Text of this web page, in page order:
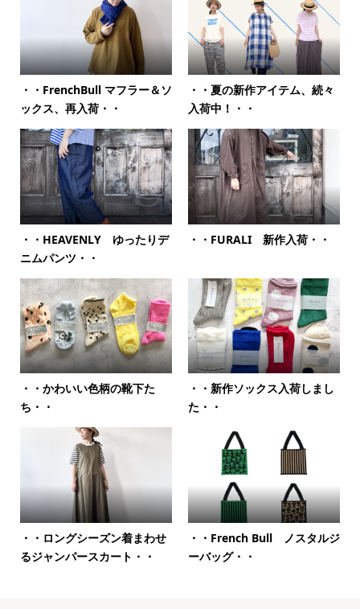
・・FrenchBull マフラー＆ソ
ックス、再入荷・・
・・夏の新作アイテム、続々
入荷中！・・
・・HEAVENLY ゆったりデ
ニムパンツ・・
・・FURALI 新作入荷・・
・・かわいい色柄の靴下た
ち・・
・・新作ソックス入荷しまし
た・・
・・ロングシーズン着まわせ
るジャンパースカート・・
・・French Bull ノスタルジ
ーバッグ・・